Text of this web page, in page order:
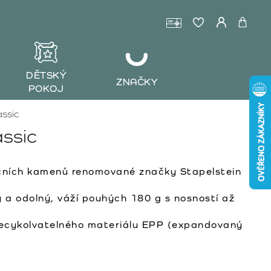
DĚTSKÝ
POKOJ
ZNAČKY
kamenů renomované značky Stapelstein
a odolný, váží pouhých 180 g s nosností až
materiálu EPP (expandovaný